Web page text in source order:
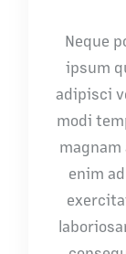
Neque
ipsum
adipisci
modi
enim